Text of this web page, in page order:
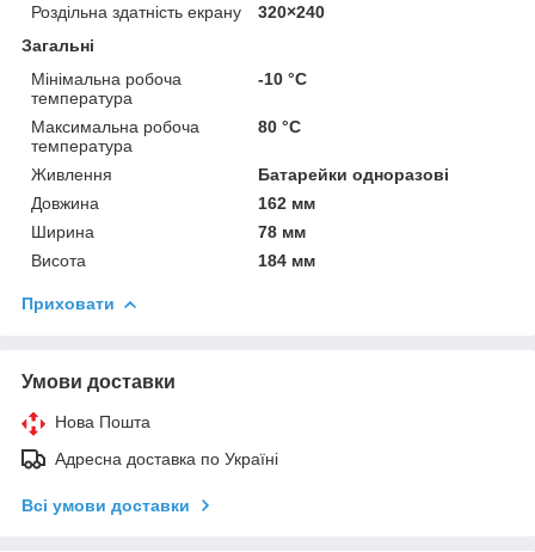
Роздільна здатність екрану
320×240
Загальні
Мінімальна робоча
температура
-10 °С
Максимальна робоча
температура
80 °С
Живлення
Батарейки одноразові
Довжина
162 мм
Ширина
78 мм
Висота
184 мм
Приховати
Умови доставки
Нова Пошта
Адресна доставка по Україні
Всі умови доставки